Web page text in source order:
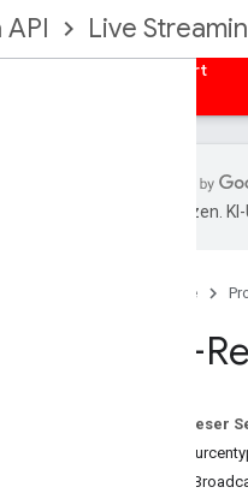
API Live
Support
übersetzen.
Startseite
API-
Auf dieser